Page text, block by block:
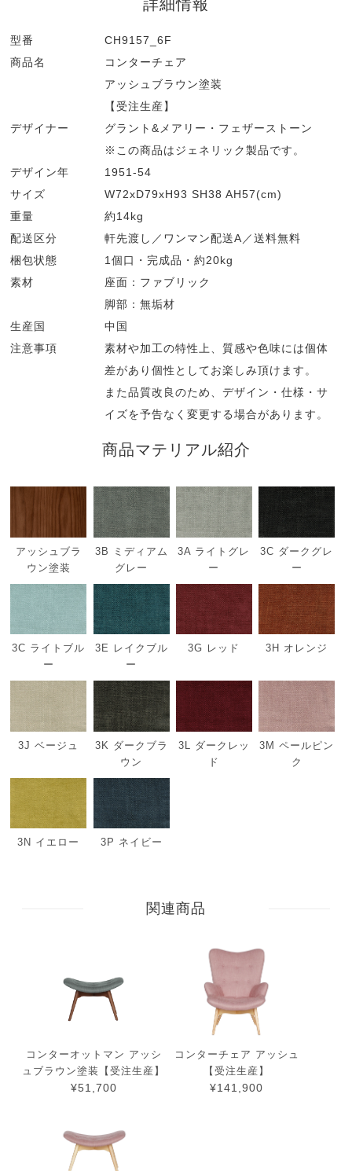
詳細情報
型番
CH9157_6F
商品名
コンターチェア
アッシュブラウン塗装
【受注生産】
デザイナー
グラント&メアリー・フェザーストーン
※この商品はジェネリック製品です。
デザイン年
1951-54
サイズ
W72xD79xH93 SH38 AH57(cm)
重量
約14kg
配送区分
軒先渡し／ワンマン配送A／送料無料
梱包状態
1個口・完成品・約20kg
素材
座面：ファブリック
脚部：無垢材
生産国
中国
注意事項
素材や加工の特性上、質感や色味には個体
差があり個性としてお楽しみ頂けます。
また品質改良のため、デザイン・仕様・サ
イズを予告なく変更する場合があります。
商品マテリアル紹介
アッシュブラ
ウン塗装
3B ミディアム
グレー
3A ライトグレ
ー
3C ダークグレ
ー
3C ライトブル
ー
3E レイクブル
ー
3G レッド 3H オレンジ
3J ベージュ
3K ダークブラ
ウン
3L ダークレッ
ド
3M ペールピン
ク
3N イエロー 3P ネイビー
関連商品
コンターオットマン アッシ
ュブラウン塗装【受注生産】
¥51,700
コンターチェア アッシュ
【受注生産】
¥141,900